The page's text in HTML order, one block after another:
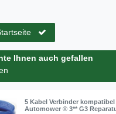
Ihnen auch gefallen
5 Kabel Verbinder
Automower ® 3** G3